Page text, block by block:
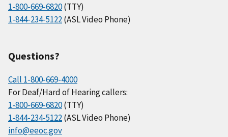
1-800-669-6820(TTY)
1-844-234-5122(ASL Video Phone)
Questions?
Call 1-800-669-4000
For Deaf/Hard of Hearing callers:
1-800-669-6820(TTY)
1-844-234-5122(ASL Video Phone)
info@eeoc.gov